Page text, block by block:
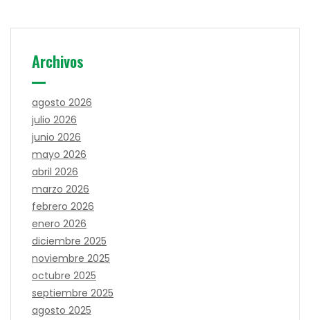
Archivos
agosto 2026
julio 2026
junio 2026
mayo 2026
abril 2026
marzo 2026
febrero 2026
enero 2026
diciembre 2025
noviembre 2025
octubre 2025
septiembre 2025
agosto 2025